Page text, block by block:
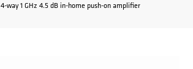
4-way 1 GHz 4.5 dB in-home push-on amplifier